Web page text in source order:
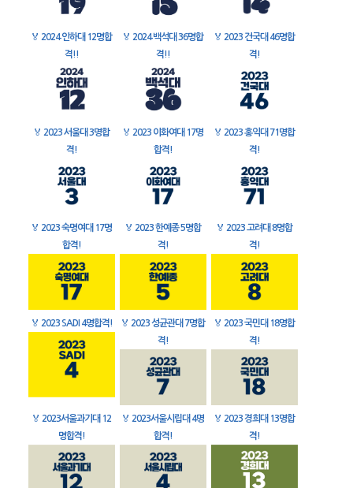
🏅 2024 인하대 12명합
격!!
🏅 2024 백석대 36명합
격!!
🏅 2023 건국대 46명합
격!
🏅 2023 서울대 3명합
격!
🏅 2023 이화여대 17명
합격!
🏅 2023 홍익대 71명합
격!
🏅 2023 숙명여대 17명
합격!
🏅 2023 한예종 5명합
격!
🏅 2023 고려대 8명합
격!
🏅 2023 SADI 4명합격! 🏅 2023 성균관대 7명합
격!
🏅 2023 국민대 18명합
격!
🏅 2023서울과기대 12
명합격!
🏅 2023서울시립대 4명
합격!
🏅 2023 경희대 13명합
격!